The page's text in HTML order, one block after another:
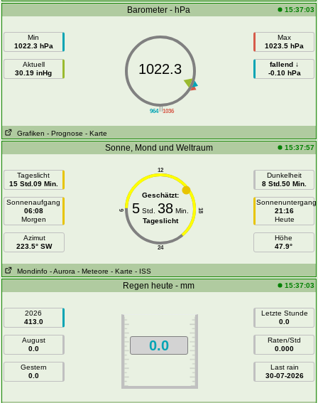
Barometer - hPa 15:37:03
Min
1022.3 hPa
Aktuell
30.19 inHg
||
964 1036
1022.3
Max
1023.5 hPa
fallend ↓
-0.10 hPa
Grafiken - Prognose - Karte
Sonne, Mond und Weltraum 15:37:57
Tageslicht
15 Std.09 Min.
Sonnenaufgang
06:08
Morgen
Azimut
223.5° SW
12
24
6 18
Geschätzt:
5Std. 38Min.
Tageslicht
Dunkelheit
8 Std.50 Min.
Sonnenuntergang
21:16
Heute
Höhe
47.9°
Mondinfo - Aurora - Meteore - Karte - ISS
Regen heute - mm 15:37:03
2026
413.0
August
0.0
Gestern
0.0
0.0
Letzte Stunde
0.0
Raten/Std
0.000
Last rain
30-07-2026